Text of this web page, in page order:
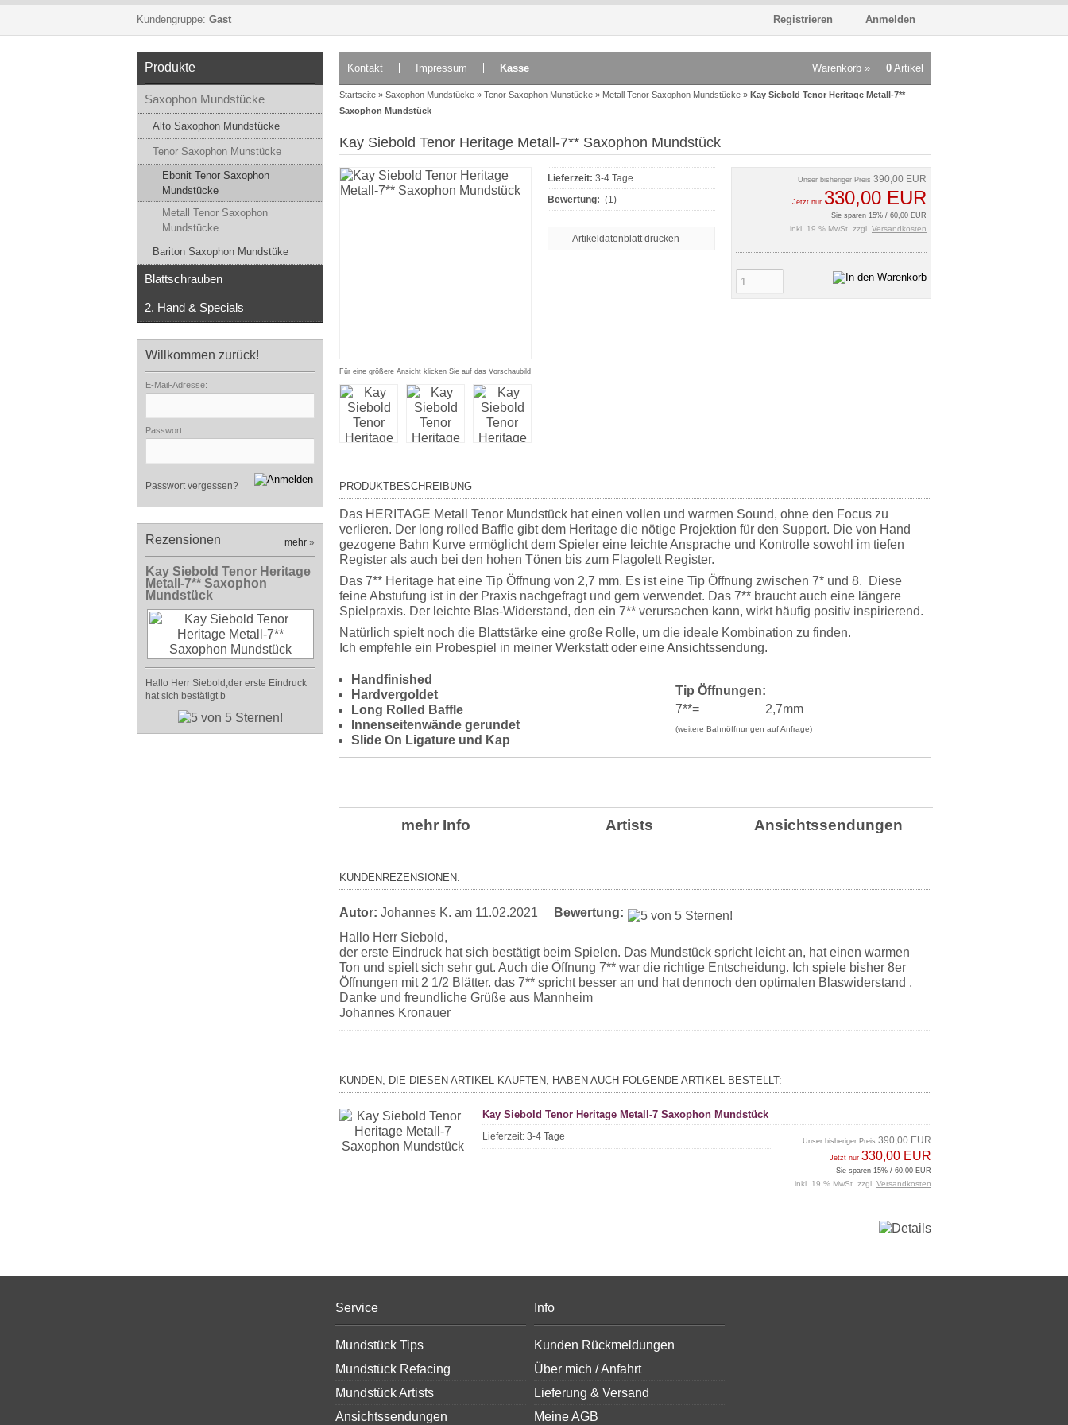
Kundengruppe: Gast Registrieren Anmelden
Produkte
Saxophon Mundstücke
Alto Saxophon Mundstücke
Tenor Saxophon Munstücke
Ebonit Tenor Saxophon
Mundstücke
Metall Tenor Saxophon
Mundstücke
Bariton Saxophon Mundstüke
Blattschrauben
2. Hand & Specials
Willkommen zurück!
E-Mail-Adresse:
Passwort:
Passwort vergessen?
Rezensionen mehr »
Kay Siebold Tenor Heritage
Metall-7** Saxophon
Mundstück
Hallo Herr Siebold,der erste Eindruck
hat sich bestätigt b
Kontakt Impressum Kasse Warenkorb » 0 Artikel
Startseite » Saxophon Mundstücke » Tenor Saxophon Munstücke » Metall Tenor Saxophon Mundstücke » Kay Siebold Tenor Heritage Metall-7**
Saxophon Mundstück
Kay Siebold Tenor Heritage Metall-7** Saxophon Mundstück
Für eine größere Ansicht klicken Sie auf das Vorschaubild
Lieferzeit: 3-4 Tage
Bewertung: (1)
Artikeldatenblatt drucken
Unser bisheriger Preis 390,00 EUR
Jetzt nur 330,00 EUR
Sie sparen 15% / 60,00 EUR
inkl. 19 % MwSt. zzgl. Versandkosten
PRODUKTBESCHREIBUNG
Das HERITAGE Metall Tenor Mundstück hat einen vollen und warmen Sound, ohne den Focus zu
verlieren. Der long rolled Baffle gibt dem Heritage die nötige Projektion für den Support. Die von Hand
gezogene Bahn Kurve ermöglicht dem Spieler eine leichte Ansprache und Kontrolle sowohl im tiefen
Register als auch bei den hohen Tönen bis zum Flagolett Register.
Das 7** Heritage hat eine Tip Öffnung von 2,7 mm. Es ist eine Tip Öffnung zwischen 7* und 8. Diese
feine Abstufung ist in der Praxis nachgefragt und gern verwendet. Das 7** braucht auch eine längere
Spielpraxis. Der leichte Blas-Widerstand, den ein 7** verursachen kann, wirkt häufig positiv inspirierend.
Natürlich spielt noch die Blattstärke eine große Rolle, um die ideale Kombination zu finden.
Ich empfehle ein Probespiel in meiner Werkstatt oder eineAnsichtssendung.
Handfinished
Hardvergoldet
Long Rolled Baffle
Innenseitenwände gerundet
Slide On Ligature und Kap
Tip Öffnungen:
7**=
2,7mm
(weitere Bahnöffnungen auf Anfrage)
mehr Info Artists Ansichtssendungen
KUNDENREZENSIONEN:
Autor: Johannes K. am 11.02.2021
Bewertung:
Hallo Herr Siebold,
der erste Eindruck hat sich bestätigt beim Spielen. Das Mundstück spricht leicht an, hat einen warmen
Ton und spielt sich sehr gut. Auch die Öffnung 7** war die richtige Entscheidung. Ich spiele bisher 8er
Öffnungen mit 2 1/2 Blätter. das 7** spricht besser an und hat dennoch den optimalen Blaswiderstand .
Danke und freundliche Grüße aus Mannheim
Johannes Kronauer
KUNDEN, DIE DIESEN ARTIKEL KAUFTEN, HABEN AUCH FOLGENDE ARTIKEL BESTELLT:
Kay Siebold Tenor Heritage Metall-7 Saxophon Mundstück
Lieferzeit:3-4 Tage Unser bisheriger Preis 390,00 EUR
Jetzt nur 330,00 EUR
Sie sparen 15% / 60,00 EUR
inkl. 19 % MwSt. zzgl. Versandkosten
Service
Mundstück Tips
Mundstück Refacing
Mundstück Artists
Ansichtssendungen
Info
Kunden Rückmeldungen
Über mich / Anfahrt
Lieferung & Versand
Meine AGB